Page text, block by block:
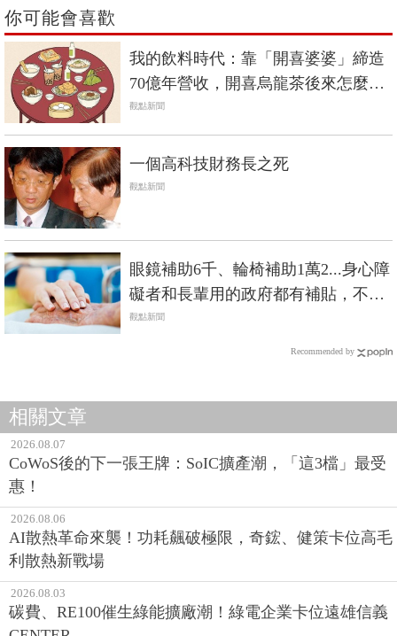
你可能會喜歡
我的飲料時代：靠「開喜婆婆」締造
70億年營收，開喜烏龍茶後來怎麼
了？
觀點新聞
一個高科技財務長之死
觀點新聞
眼鏡補助6千、輪椅補助1萬2...身心障
礙者和長輩用的政府都有補貼，不是
低收入戶也能辦
觀點新聞
Recommended by
相關文章
2026.08.07
CoWoS後的下一張王牌：SoIC擴產潮，「這3檔」最受
惠！
2026.08.06
AI散熱革命來襲！功耗飆破極限，奇鋐、健策卡位高毛
利散熱新戰場
2026.08.03
碳費、RE100催生綠能擴廠潮！綠電企業卡位遠雄信義